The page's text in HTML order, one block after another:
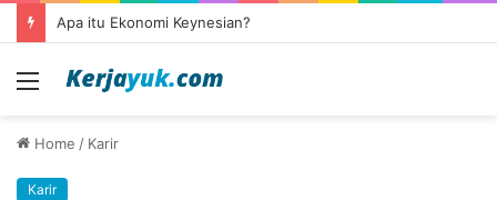
Apa itu outsourcing?
Menu
Home / Karir
Karir